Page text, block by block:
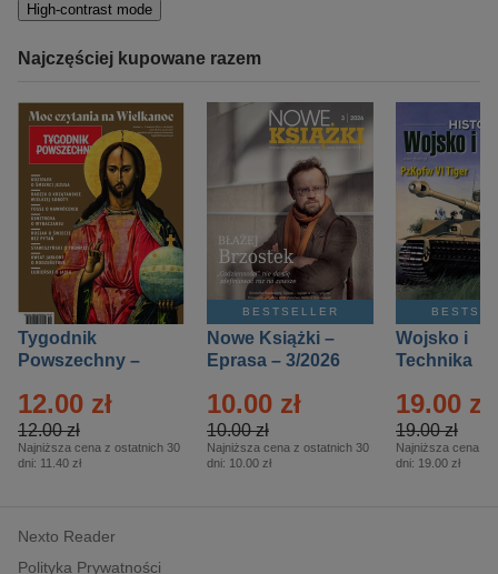
High-contrast mode
Najczęściej kupowane razem
Tygodnik
Powszechny –
12.00 zł
12.00 zł
Najniższa cena z ostatnich 30
dni: 11.40 zł
BESTSELLER
Nowe Książki –
Eprasa – 3/2026
10.00 zł
10.00 zł
Najniższa cena z ostatnich 30
dni: 10.00 zł
Wojsko i
Technika
– 2/2026
19.00 zł
19.00 zł
Najniższa cena z
dni: 19.00 zł
Nexto Reader
Polityka Prywatności